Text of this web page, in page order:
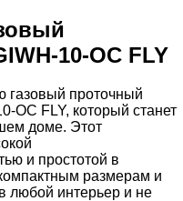
10-OC FLY
проточный
OC FLY, который станет
доме. Этот
и простотой в
размерам и
любой интерьер и не